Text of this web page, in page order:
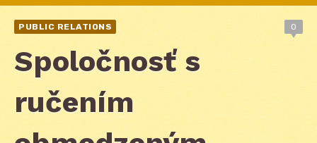
PUBLIC RELATIONS 0
Spoločnosť s
ručením